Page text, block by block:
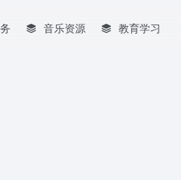
音乐资源 教育学习